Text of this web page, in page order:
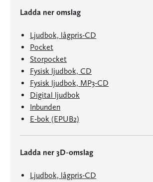
Ladda ner omslag
Ljudbok, lågpris-CD
Pocket
Storpocket
Fysisk ljudbok, CD
Fysisk ljudbok, MP3-CD
Digital ljudbok
Inbunden
E-bok (EPUB2)
Ladda ner 3D-omslag
Ljudbok, lågpris-CD